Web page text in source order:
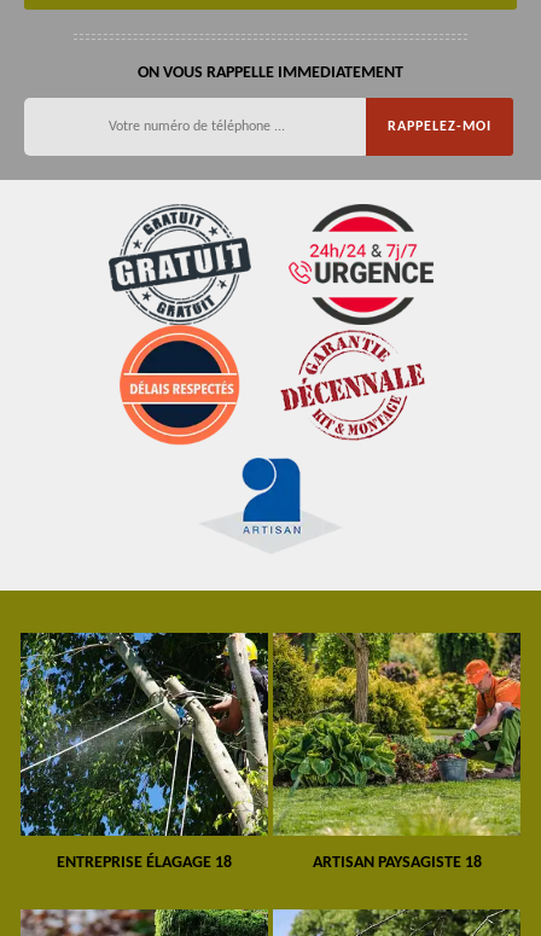
ON VOUS RAPPELLE IMMEDIATEMENT
ENTREPRISE ÉLAGAGE 18 ARTISAN PAYSAGISTE 18